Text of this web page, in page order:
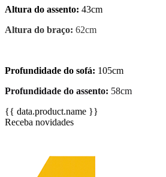
Altura do assento: 43cm
Altura do braço: 62cm
Profundidade do sofá: 105cm
Profundidade do assento: 58cm
{{ data.product.name }}
Receba novidades